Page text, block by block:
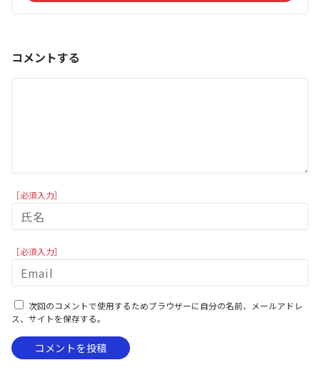
コメントする
［必須入力］
［必須入力］
次回のコメントで使用するためブラウザーに自分の名前、メールアドレ
ス、サイトを保存する。